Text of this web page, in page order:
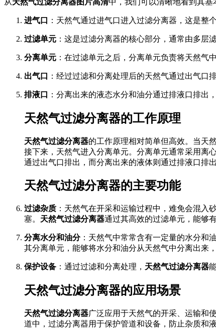
进气口 ：天然气通过进气口进入过滤分离器，这是整
过滤单元 ：这是过滤分离器的核心部分，通常由多层
分离单元 ：在过滤单元之后，分离单元负责将天然气
出气口 ：经过过滤和分离处理后的天然气通过出气口
排液口 ：分离出来的液态水分和油分通过排液口排出
天然气过滤分离器的工作原理
天然气过滤分离器的工作原理相对简单但高效。当天
接下来，天然气进入分离单元。分离单元通常采用离
通过出气口排出，而分离出来的液体则通过排液口排出
天然气过滤分离器的主要功能
过滤杂质 ：天然气在开采和运输过程中，难免会混
塞。 天然气过滤分离器通过其高效的过滤单元，能够
分离水分和油分：天然气中常常含有一定量的水分和
其分离单元，能够将水分和油分从天然气中分离出来
保护设备 ：通过过滤和分离处理， 天然气过滤分离器
天然气过滤分离器的应用场景
天然气过滤分离器广泛应用于天然气的开采、运输和
道中，过滤分离器用于保护管道和设备，防止杂质和